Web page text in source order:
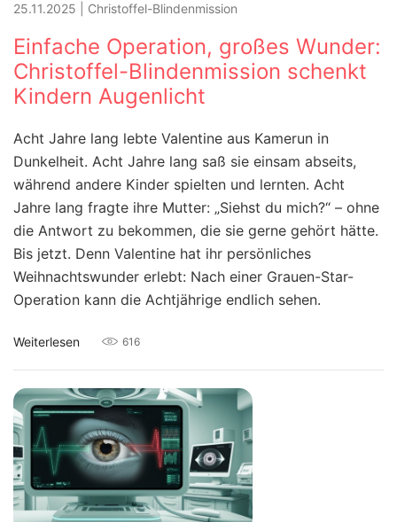
25.11.2025 Christoffel-Blindenmission
Einfache Operation, großes Wunder:
Christoffel-Blindenmission schenkt
Kindern Augenlicht
Acht Jahre lang lebte Valentine aus Kamerun in
Dunkelheit. Acht Jahre lang saß sie einsam abseits,
während andere Kinder spielten und lernten. Acht
Jahre lang fragte ihre Mutter: „Siehst du mich?“ – ohne
die Antwort zu bekommen, die sie gerne gehört hätte.
Bis jetzt. Denn Valentine hat ihr persönliches
Weihnachtswunder erlebt: Nach einer Grauen-Star-
Operation kann die Achtjährige endlich sehen.
Weiterlesen 616